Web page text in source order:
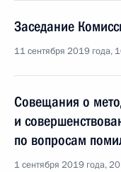
Заседание
11 сентября 2019 года,
Совещания о
и
по вопросам
1 сентября 2019 года,